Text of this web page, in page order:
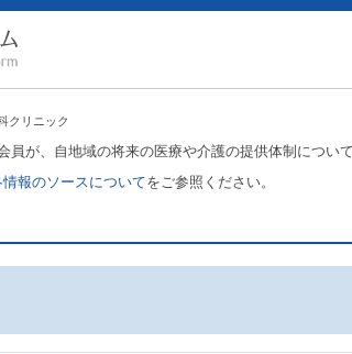
クリニック
員が、自地域の将来の医療や介護の提供体制につ
情報のソースについてをご参照ください。